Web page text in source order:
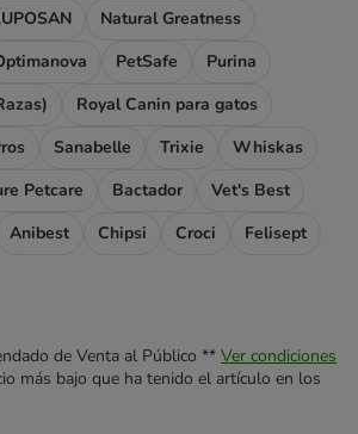
Natural Greatness
PetSafe
Purina
Royal Canin para gatos
Sanabelle Trixie
Whiskas
Petcare Bactador
Vet's Best
Anibest Chipsi Croci
Felisept
de Venta al Público ** Ver condiciones
más bajo que ha tenido el artículo en los